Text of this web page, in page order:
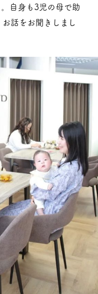
自身も3児の母で助
話をお聞きしまし